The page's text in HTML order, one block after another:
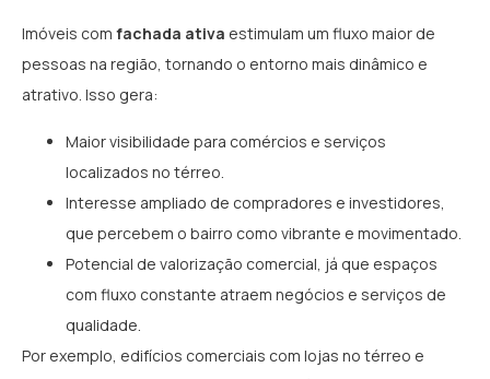
Imóveis com fachada ativa estimulam um fluxo maior de
pessoas na região, tornando o entorno mais dinâmico e
atrativo. Isso gera:
Maior visibilidade para comércios e serviços
localizados no térreo.
Interesse ampliado de compradores e investidores,
que percebem o bairro como vibrante e movimentado.
Potencial de valorização comercial, já que espaços
com fluxo constante atraem negócios e serviços de
qualidade.
Por exemplo, edifícios comerciais com lojas no térreo e